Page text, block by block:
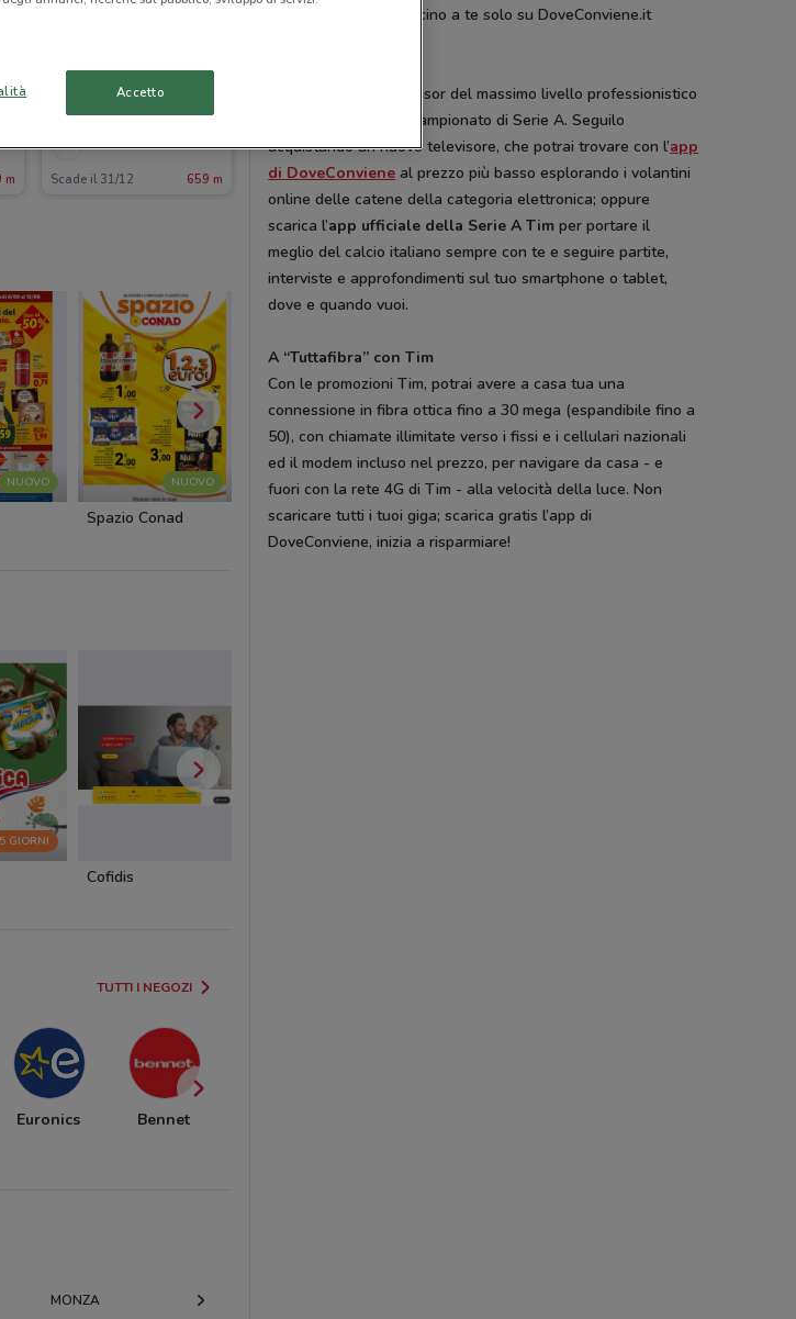
m
TIM
Scade il 31/12 659 m
NUOVO NUOVO
Spazio Conad Euronics Bennet MD
GIORNI
Cofidis
TUTTI I NEGOZI
Euronics Bennet
MONZA
ed il centro Tim più vicino a te solo su DoveConviene.it
Tim è da sempre sponsor del massimo livello professionistico
del calcio italiano: il campionato di Serie A. Seguilo
acquistando un nuovo televisore, che potrai trovare con l’app
di DoveConviene al prezzo più basso esplorando i volantini
online delle catene della categoria elettronica; oppure
scarica l’app ufficiale della Serie A Tim per portare il
meglio del calcio italiano sempre con te e seguire partite,
interviste e approfondimenti sul tuo smartphone o tablet,
dove e quando vuoi.
A “Tuttafibra” con Tim
Con le promozioni Tim, potrai avere a casa tua una
connessione in fibra ottica fino a 30 mega (espandibile fino a
50), con chiamate illimitate verso i fissi e i cellulari nazionali
ed il modem incluso nel prezzo, per navigare da casa - e
fuori con la rete 4G di Tim - alla velocità della luce. Non
scaricare tutti i tuoi giga; scarica gratis l’app di
DoveConviene, inizia a risparmiare!
Accetto